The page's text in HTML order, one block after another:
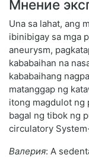
Мнение
Una sa lahat, ang
ibinibigay sa mga
aneurysm,
kababaihan na
kababaihang
matanggap ng
itong magdulot ng
bagal ng tibok ng
circulatory
Валерия: A